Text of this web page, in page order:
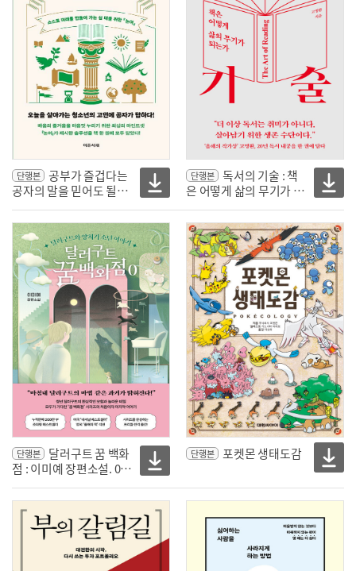
단행본
공부가 즐겁다는
공자의 말을 믿어도 될까 :
는 십 대를 위한 『논어』
단행본
독서의 기술 : 책
은 어떻게 삶의 무기가 되
단행본
달러구트 꿈 백화
점 : 이미예 장편소설. 0,
의 이야기
단행본 포켓몬 생태도감